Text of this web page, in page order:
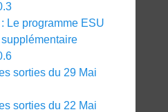
Le programme ESU
sorties du 29 Mai
sorties du 22 Mai